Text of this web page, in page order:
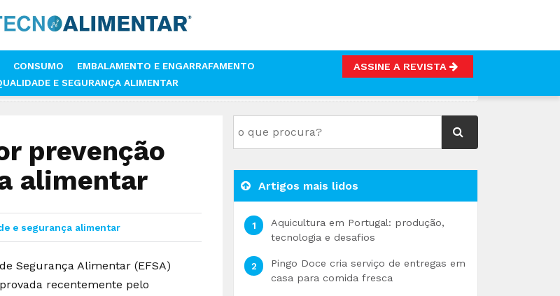
CONSUMO
EMBALAMENTO E ENGARRAFAMENTO
E SEGURANÇA ALIMENTAR
ASSINE A REVISTA
DE RISCOS NA SEGURANÇA ALIMENTAR
prevenção
alimentar
e segurança alimentar
Segurança Alimentar (EFSA)
recentemente pelo
Artigos mais lidos
Aquicultura em Portugal: produção,
tecnologia e desafios
Pingo Doce cria serviço de entregas em
casa para comida fresca